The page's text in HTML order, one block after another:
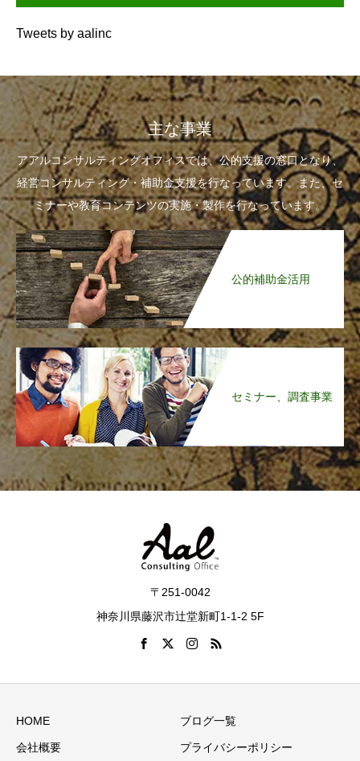
Tweets by aalinc
主な事業
アアルコンサルティングオフィスでは、公的支援の窓口となり、
経営コンサルティング・補助金支援を行なっています。また、セ
ミナーや教育コンテンツの実施・製作を行なっています。
公的補助金活用
セミナー、調査事業
〒251-0042
神奈川県藤沢市辻堂新町1-1-2 5F
HOME ブログ一覧
会社概要 プライバシーポリシー